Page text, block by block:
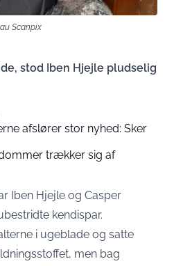
Scanpix
stod Iben Hjejle pludselig
afslører stor nyhed: Sker
dommer trækker sig af
Iben Hjejle og Casper
kendispar.
i ugeblade og satte
men bag